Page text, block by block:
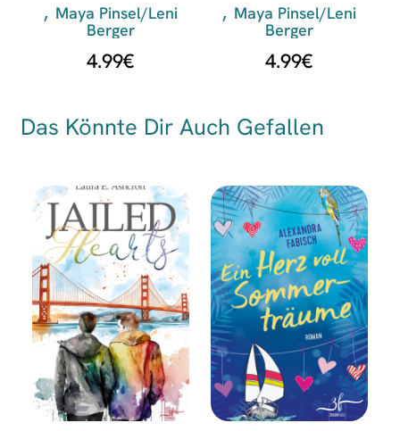
Maya Pinsel/Leni
Berger
4.99€
Maya Pinsel/Leni
Berger
4.99€
Das Könnte Dir Auch Gefallen